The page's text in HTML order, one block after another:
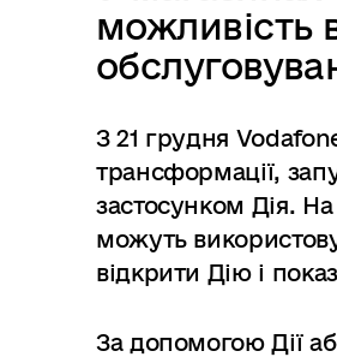
можливість
З 21 грудня
трансформації,
застосунком Дія.
можуть
відкрити Дію і
За допомогою Дії